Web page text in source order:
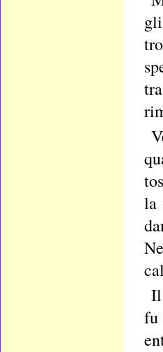
la
fu